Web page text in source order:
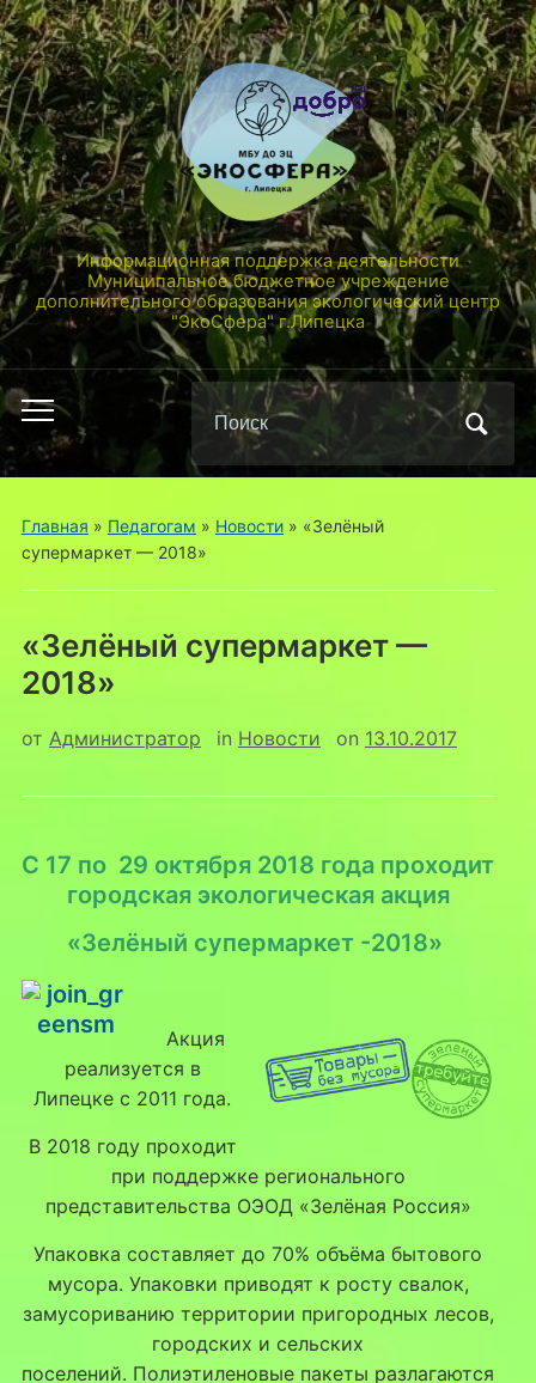
Информационная поддержка деятельности
Муниципальное бюджетное учреждение
дополнительного образования экологический центр
"ЭкоСфера" г.Липецка
Переключить
мобильное
меню
Поиск
по:
Главная » Педагогам » Новости» «Зелёный
супермаркет — 2018»
«Зелёный супермаркет —
2018»
от Администратор in Новости on 13.10.2017
С 17 по 29 октября 2018 года проходит
городская экологическая акция
«Зелёный супермаркет -2018»
Акция
реализуется в
Липецке с 2011 года.
В 2018 году проходит
при поддержке регионального
представительства ОЭОД «Зелёная Россия»
Упаковка составляет до 70% объёма бытового
мусора. Упаковки приводят к росту свалок,
замусориванию территории пригородных лесов,
городских и сельских
поселений. Полиэтиленовые пакеты разлагаются